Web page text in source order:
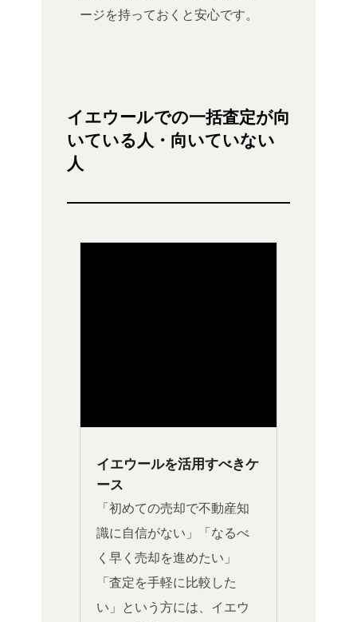
ージを持っておくと安心です。
イエウールでの一括査定が向
いている人・向いていない
人
イエウールを活用すべきケ
ース
「初めての売却で不動産知
識に自信がない」「なるべ
く早く売却を進めたい」
「査定を手軽に比較した
い」という方には、イエウ